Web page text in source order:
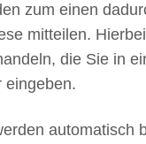
zum einen
mitteilen.
die Sie in
eingeben.
automatisch